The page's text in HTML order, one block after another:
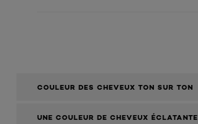
COULEUR DES CHEVEUX TON SUR TON
UNE COULEUR DE CHEVEUX ÉCLATANTE